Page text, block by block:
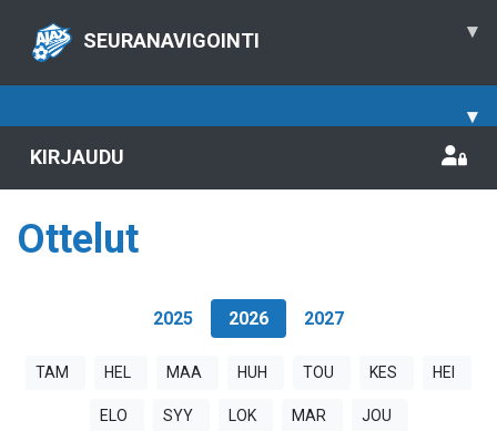
SEURANAVIGOINTI ▾
▾
KIRJAUDU
Ottelut
2025 2026 2027
TAM HEL MAA HUH TOU KES HEI
ELO SYY LOK MAR JOU